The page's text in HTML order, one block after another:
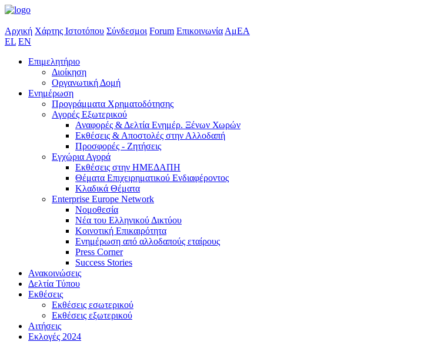
Αρχική Χάρτης Ιστοτόπου Σύνδεσμοι Forum Επικοινωνία ΑμΕΑ
EL EN
Επιμελητήριο
Διοίκηση
Οργανωτική Δομή
Ενημέρωση
Προγράμματα Χρηματοδότησης
Αγορές Εξωτερικού
Αναφορές & Δελτία Ενημέρ. Ξένων Χωρών
Εκθέσεις & Αποστολές στην Αλλοδαπή
Προσφορές - Ζητήσεις
Εγχώρια Αγορά
Εκθέσεις στην ΗΜΕΔΑΠΗ
Θέματα Επιχειρηματικού Ενδιαφέροντος
Κλαδικά Θέματα
Enterprise Europe Network
Νομοθεσία
Νέα του Ελληνικού Δικτύου
Κοινοτική Επικαιρότητα
Ενημέρωση από αλλοδαπούς εταίρους
Press Corner
Success Stories
Ανακοινώσεις
Δελτία Τύπου
Εκθέσεις
Εκθέσεις εσωτερικού
Εκθέσεις εξωτερικού
Αιτήσεις
Εκλογές 2024